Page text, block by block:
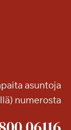
asuntoja
numerosta